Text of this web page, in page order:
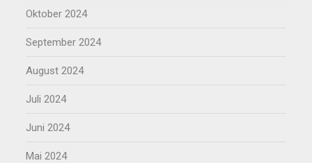
Oktober 2024
September 2024
August 2024
Juli 2024
Juni 2024
Mai 2024